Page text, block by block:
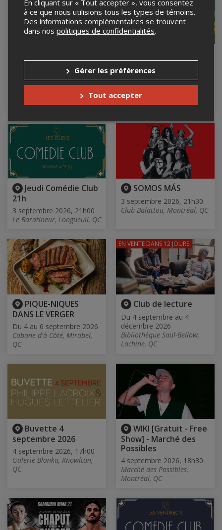
international de
street dance | JOAT
Breaking
3 septembre 2026, 20h30
Club Soda, Montréal, QC
Tournée Granbyenne -
Lancement
3 septembre 2026, 20h30
Bar le National, Granby, QC
Jeudi Comédie Club
21h
3 septembre 2026, 21h00
Le Baratineur, Longueuil, QC
SOMOS MÁS
3 septembre 2026, 21h30
Club Balattou, Montréal, QC
PIQUE-NIQUES
DANS LE VERGER
Du 4 au 6 septembre 2026
Cabane d'à Côté, Mirabel,
QC
Club de lecture
Du 4 septembre au 4
décembre 2026
Bibliothèque Saul-Bellow,
Lachine, QC
EN VENTE DANS 12 JOURS
Buvette 4
septembre 2026
4 septembre 2026, 17h00
Galerie Blanka, Knowlton,
QC
WIKI [Gratuit - Free
Show] - Marché des
Possibles
4 septembre 2026, 18h30
Marché des Possibles,
Montréal, QC
En cliquant sur « Tout accepter », vous consentez
à ce que nous utilisions tous les types de témoins.
Des informations complémentaires se trouvent
dans nos politiques de confidentialités.
Gérer les préférences
Tout accepter